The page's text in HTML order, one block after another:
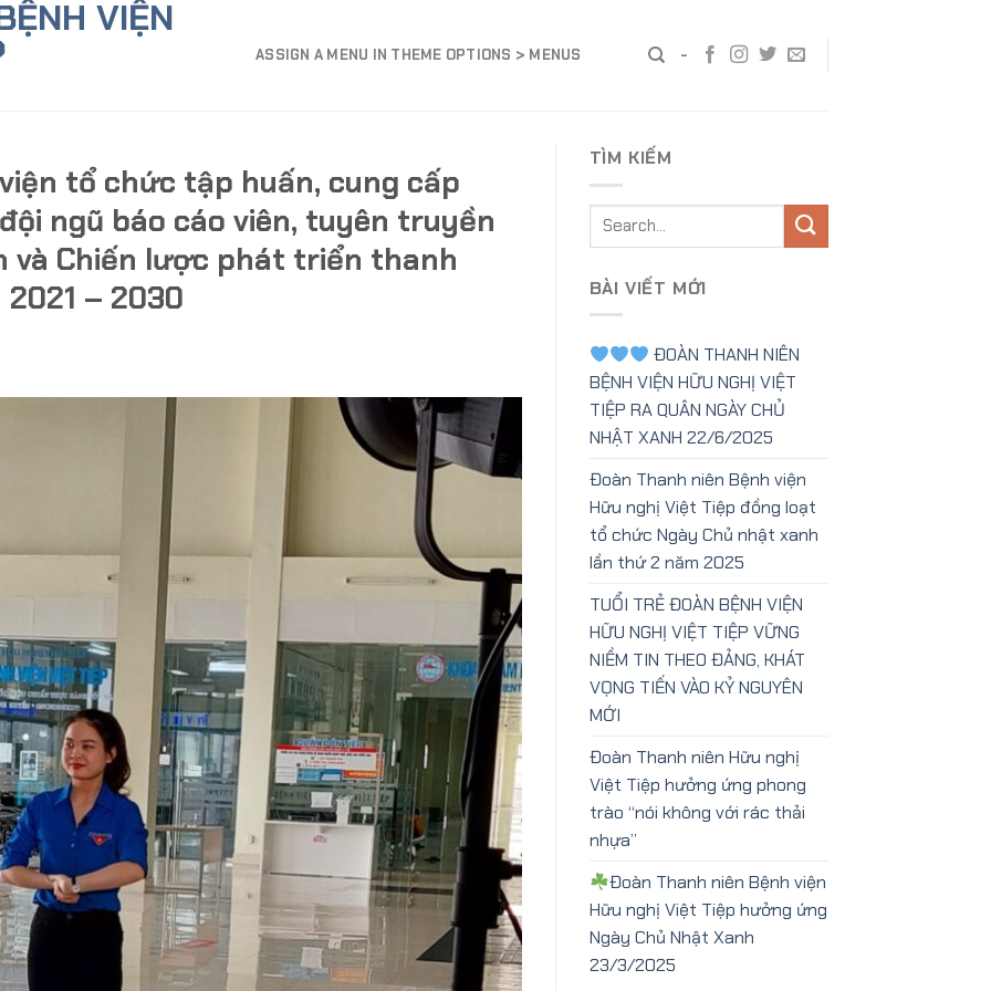
VIỆN
ASSIGN A MENU IN THEME OPTIONS > MENUS -
tổ chức tập huấn, cung cấp
ngũ báo cáo viên, tuyên truyền
và Chiến lược phát triển thanh
– 2030
TÌM KIẾM
BÀI VIẾT MỚI
ĐOÀN THANH NIÊN
BỆNH VIỆN HỮU NGHỊ VIỆT
TIỆP RA QUÂN NGÀY CHỦ
NHẬT XANH 22/6/2025
Đoàn Thanh niên Bệnh viện
Hữu nghị Việt Tiệp đồng loạt
tổ chức Ngày Chủ nhật xanh
lần thứ 2 năm 2025
TUỔI TRẺ ĐOÀN BỆNH VIỆN
HỮU NGHỊ VIỆT TIỆP VỮNG
NIỀM TIN THEO ĐẢNG, KHÁT
VỌNG TIẾN VÀO KỶ NGUYÊN
MỚI
Đoàn Thanh niên Hữu nghị
Việt Tiệp hưởng ứng phong
trào “nói không với rác thải
nhựa”
Đoàn Thanh niên Bệnh viện
Hữu nghị Việt Tiệp hưởng ứng
Ngày Chủ Nhật Xanh
23/3/2025